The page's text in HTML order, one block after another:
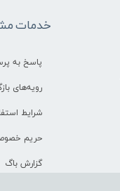
خدمات
پاسخ به
رویه‌های
شرایط
حریم
گزارش باگ